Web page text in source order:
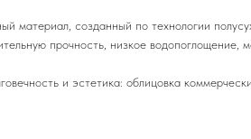
материал, созданный по технологии
прочность, низкое водопоглощение,
и эстетика: облицовка